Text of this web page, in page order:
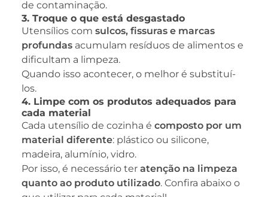
de contaminação.
3. Troque o que está desgastado
Utensílios com sulcos, fissuras e marcas
profundas acumulam resíduos de alimentos e
dificultam a limpeza.
Quando isso acontecer, o melhor é substituí-
los.
4. Limpe com os produtos adequados para
cada material
Cada utensílio de cozinha é composto por um
material diferente: plástico ou silicone,
madeira, alumínio, vidro.
Por isso, é necessário ter atenção na limpeza
quanto ao produto utilizado. Confira abaixo o